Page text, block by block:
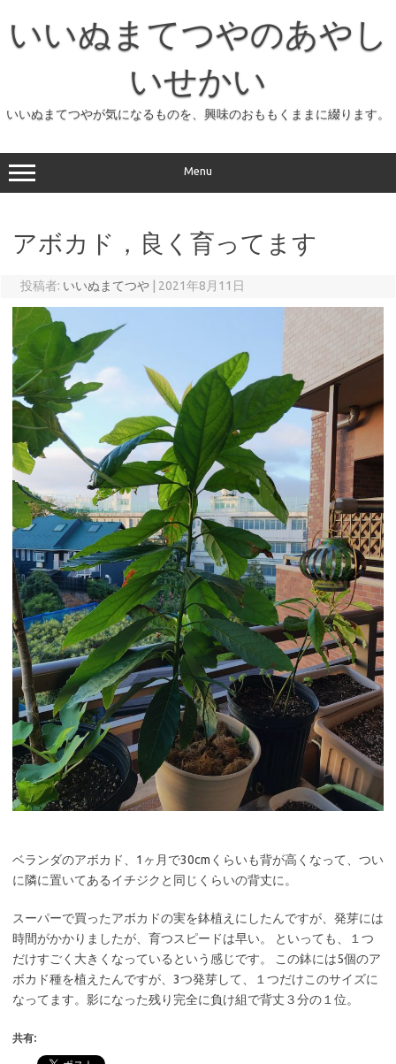
プ
いいぬまてつやのあやし
いせかい
いいぬまてつやが気になるものを、興味のおももくままに綴ります。
Menu
アボカド，良く育ってます
投稿者: いいぬまてつや 2021年8月11日
ベランダのアボカド、1ヶ月で30cmくらいも背が高くなって、つい
に隣に置いてあるイチジクと同じくらいの背丈に。
スーパーで買ったアボカドの実を鉢植えにしたんですが、発芽には
時間がかかりましたが、育つスピードは早い。 といっても、１つ
だけすごく大きくなっているという感じです。 この鉢には5個のア
ボカド種を植えたんですが、3つ発芽して、１つだけこのサイズに
なってます。影になった残り完全に負け組で背丈３分の１位。
共有: